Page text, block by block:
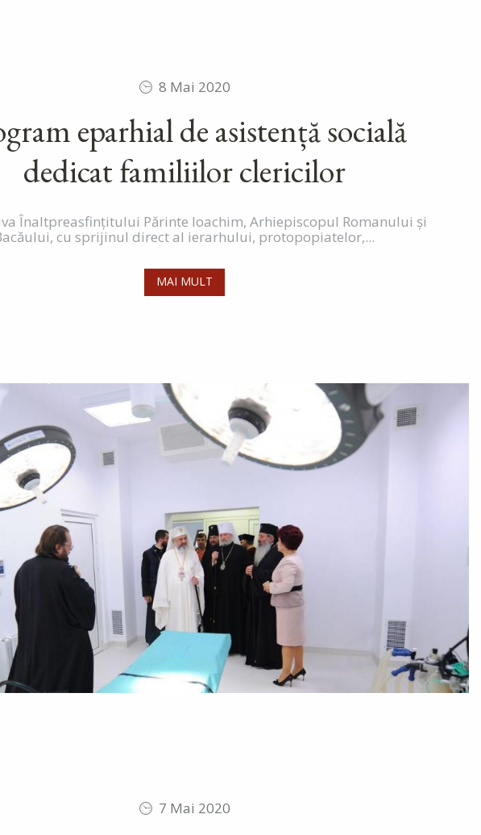
8 Mai 2020
eparhial de asistență socială
dedicat familiilor clericilor
Înaltpreasfințitului Părinte Ioachim, Arhiepiscopul Romanului și
cu sprijinul direct al ierarhului, protopopiatelor,...
MAI MULT
7 Mai 2020